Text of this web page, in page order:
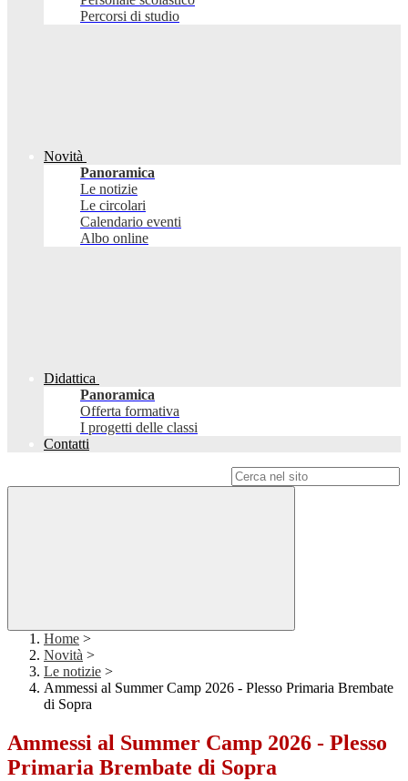
Percorsi di studio
Novità
Panoramica
Le notizie
Le circolari
Calendario eventi
Albo online
Didattica
Panoramica
Offerta formativa
I progetti delle classi
Contatti
Home >
Novità >
Le notizie >
Ammessi al Summer Camp 2026 - Plesso Primaria Brembate
di Sopra
Ammessi al Summer Camp 2026 - Plesso
Primaria Brembate di Sopra